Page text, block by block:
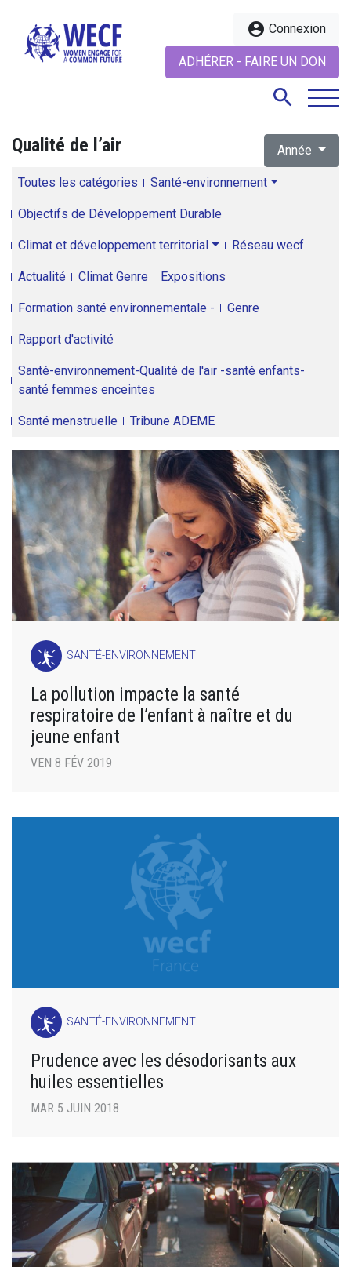
account_circle Connexion
ADHÉRER - FAIRE UN DON
search
Qualité de l’air Année
Toutes les catégories Santé-environnement
Objectifs de Développement Durable
Climat et développement territorial Réseau wecf
Actualité Climat Genre Expositions
Formation santé environnementale - Genre
Rapport d'activité
Santé-environnement-Qualité de l'air -santé enfants-
santé femmes enceintes
Santé menstruelle Tribune ADEME
SANTÉ-ENVIRONNEMENT
La pollution impacte la santé
respiratoire de l’enfant à naître et du
jeune enfant
VEN 8 FÉV 2019
SANTÉ-ENVIRONNEMENT
Prudence avec les désodorisants aux
huiles essentielles
MAR 5 JUIN 2018